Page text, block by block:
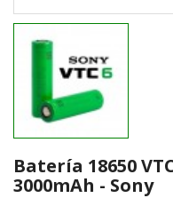
Batería 18650
3000mAh - Sony